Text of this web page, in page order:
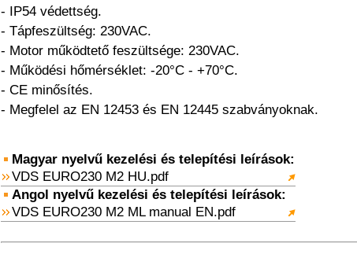
- IP54 védettség.
- Tápfeszültség: 230VAC.
- Motor működtető feszültsége: 230VAC.
- Működési hőmérséklet: -20°C - +70°C.
- CE minősítés.
- Megfelel az EN 12453 és EN 12445 szabványoknak.
Magyar nyelvű kezelési és telepítési leírások:
VDS EURO230 M2 HU.pdf
Angol nyelvű kezelési és telepítési leírások:
VDS EURO230 M2 ML manual EN.pdf